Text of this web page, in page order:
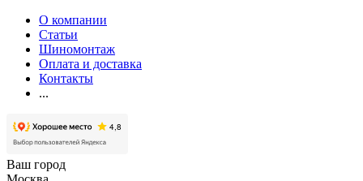
О компании
Статьи
Шиномонтаж
Оплата и доставка
Контакты
...
Ваш город